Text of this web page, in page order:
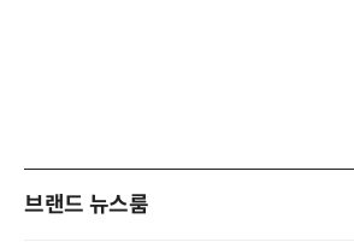
브랜드 뉴스룸